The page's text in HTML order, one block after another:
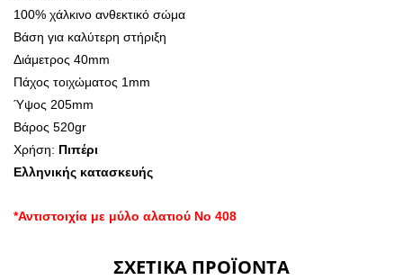
100% χάλκινο ανθεκτικό σώμα
Βάση για καλύτερη στήριξη
Διάμετρος 40mm
Πάχος τοιχώματος 1mm
Ύψος 205mm
Βάρος 520gr
Χρήση: Πιπέρι
Ελληνικής κατασκευής
*Αντιστοιχία με μύλο αλατιού Νο 408
ΣΧΕΤΙΚΆ ΠΡΟΪΌΝΤΑ